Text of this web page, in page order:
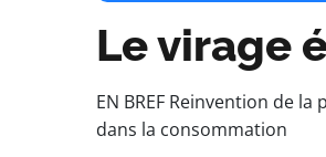
Le virage
EN BREF Reinvention de
dans la consommation